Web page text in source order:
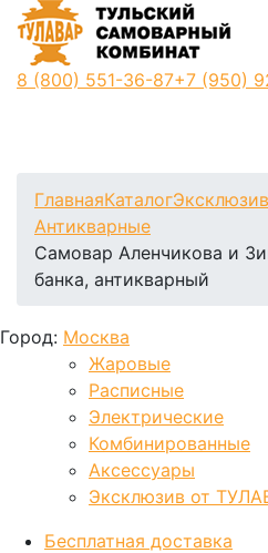
8 (800) 551-36-87+7 (950)
ГлавнаяКаталог
Антикварные
Самовар Аленчикова и
банка, антикварный
Город: Москва
Жаровые
Расписные
Электрические
Комбинированные
Аксессуары
Эксклюзив от
Бесплатная доставка